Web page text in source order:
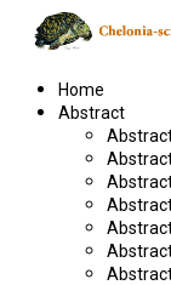
Home
Abstract